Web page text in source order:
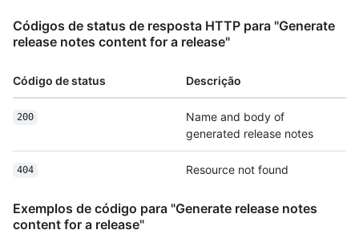
Códigos de status de resposta HTTP para "Generate
release notes content for a release"
Código de status Descrição
200
Name and body of
generated release notes
404 Resource not found
Exemplos de código para "Generate release notes
content for a release"